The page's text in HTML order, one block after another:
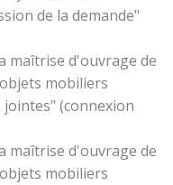
de la demande"
maîtrise d'ouvrage de
mobiliers
(connexion
maîtrise d'ouvrage de
mobiliers